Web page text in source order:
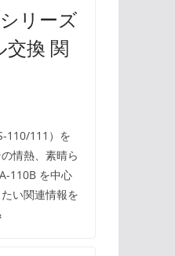
リーズ
換 関
110/111）を
情熱、素晴ら
110B を中心
い関連情報を